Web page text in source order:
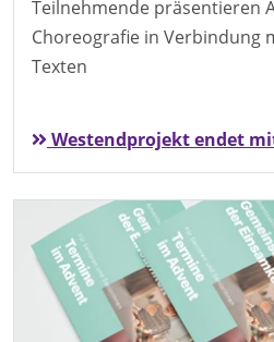
Teilnehmende präsentieren
Choreografie in Verbindung
Texten
Westendprojekt endet